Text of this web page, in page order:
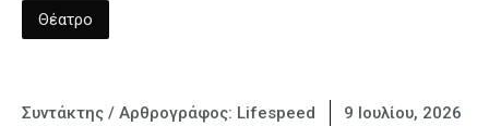
Θέατρο
Συντάκτης / Αρθρογράφος: Lifespeed 9 Ιουλίου, 2026